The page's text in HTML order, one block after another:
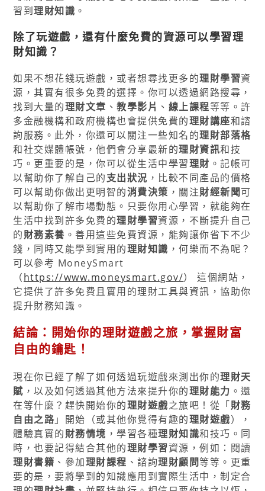
習到理財知識 。
除了玩遊戲，還有什麼免費的資源可以學習理
財知識 ？
如果不想花錢玩遊戲，或者想尋找更多的理財學習資
源，其實有很多免費的選擇。你可以透過網路搜尋，
找到大量的理財文章 、教學影片 、 線上課程等等。許
多金融機構和政府機構也會提供免費的理財講座和諮
詢服務。此外，你還可以關注一些知名的理財部落格
和社交媒體帳號，他們會分享最新的理財資訊和技
巧。更重要的是，你可以從生活中學習理財 。記帳可
以幫助你了解自己的支出狀況 ，比較不同產品的價格
可以幫助你做出更明智的消費決策 ，關注財經新聞可
以幫助你了解市場動態。只要你用心學習，就能夠在
生活中找到許多免費的理財學習資源，不斷提升自己
的財務素養 。善用這些免費資源，能夠讓你省下不少
錢，同時又能學到實用的理財知識 ，何樂而不為呢？
可以參考 MoneySmart
（https://www.moneysmart.gov/） 這個網站，
它提供了許多免費且實用的理財工具與資訊，協助你
提升財務知識。
結論：開始你的理財遊戲之旅，掌握財富
自由的鑰匙！
現在你已經了解了如何透過玩遊戲來測出你的理財天
賦 ，以及如何透過其他方法來提升你的理財能力 。還
在等什麼？趕快開始你的理財遊戲之旅吧！從「財務
自由之路」開始（或其他你覺得有趣的理財遊戲），
體驗真實的財務情境 ，學習各種理財知識和技巧。同
時，也要記得結合其他的理財學習資源，例如：閱讀
理財書籍 、參加理財課程 、諮詢理財顧問等等。更重
要的是，要將學到的知識應用到實際生活中，制定合